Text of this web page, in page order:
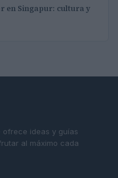
en Singapur: cultura y
ofrece ideas y guías
al máximo cada